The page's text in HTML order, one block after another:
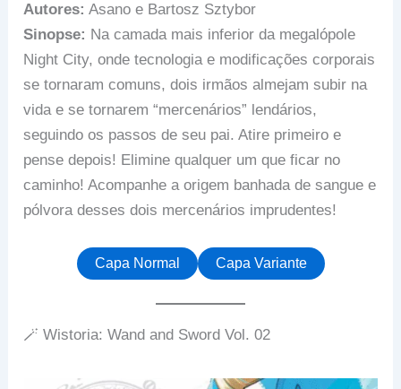
Autores: Asano e Bartosz Sztybor
Sinopse: Na camada mais inferior da megalópole
Night City, onde tecnologia e modificações corporais
se tornaram comuns, dois irmãos almejam subir na
vida e se tornarem “mercenários” lendários,
seguindo os passos de seu pai. Atire primeiro e
pense depois! Elimine qualquer um que ficar no
caminho! Acompanhe a origem banhada de sangue e
pólvora desses dois mercenários imprudentes!
Capa Normal Capa Variante
🪄 Wistoria: Wand and Sword Vol. 02